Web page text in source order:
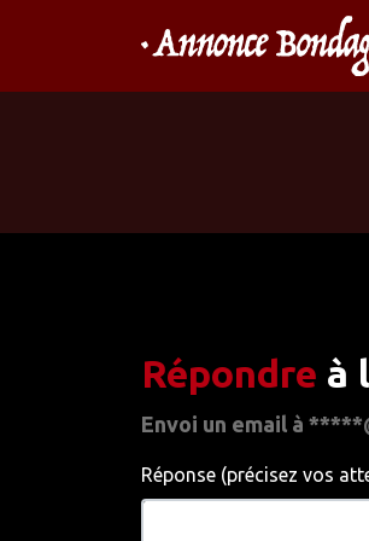
Répondre à
Envoi un email à
Réponse (précisez vos